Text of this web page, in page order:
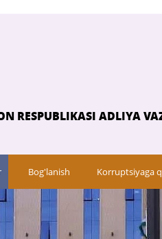
RESPUBLIKASI ADLIYA
Bog'lanish Korruptsiyaga